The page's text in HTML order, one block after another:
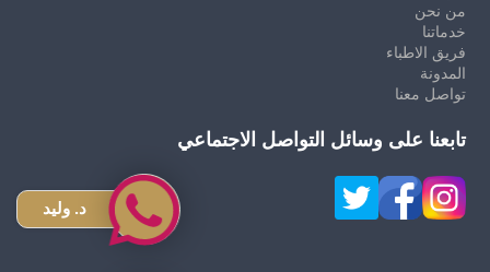
من نحن
خدماتنا
فريق الاطباء
المدونة
تواصل معنا
تابعنا على وسائل التواصل الاجتماعي
د. وليد